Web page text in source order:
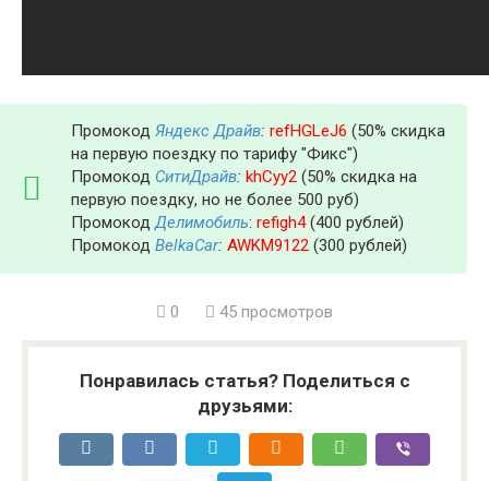
Промокод Яндекс Драйв: refHGLeJ6 (50% скидка
на первую поездку по тарифу "Фикс")
Промокод СитиДрайв: khCyy2 (50% скидка на
первую поездку, но не более 500 руб)
ПромокодДелимобиль: refigh4(400 рублей)
Промокод BelkaCar: AWKM9122 (300 рублей)
0 45 просмотров
Понравилась статья? Поделиться с
друзьями: